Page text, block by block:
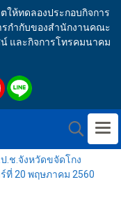
ให้ทดลองประกอบกิจการ
รกำกับของสำนักงานคณะ
น์ และกิจการโทรคมนาคม
.ช.จังหวัดขจัดโกง
ที่ 20 พฤษภาคม 2560